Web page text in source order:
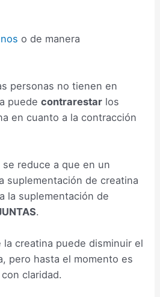
o de manera
personas no tienen en
puedecontrarestar los
en cuanto a la contracción
reduce a que en un
suplementación de creatina
la suplementación de
.
creatina puede disminuir el
pero hasta el momento es
claridad.